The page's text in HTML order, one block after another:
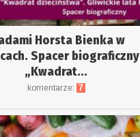
Horsta Bienka w
Spacer biograficzny
„Kwadrat...
komentarze: 7